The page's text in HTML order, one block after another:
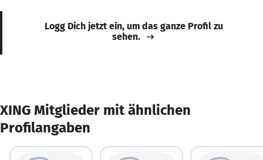
Logg Dich jetzt ein, um das ganze Profil zu
sehen.
XING Mitglieder mit ähnlichen
Profilangaben